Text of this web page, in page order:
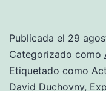
por
Publicada el 29
Categorizado como
Etiquetado como
David Duchovny,